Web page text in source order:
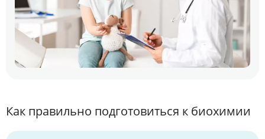
Как правильно подготовиться к биохимии